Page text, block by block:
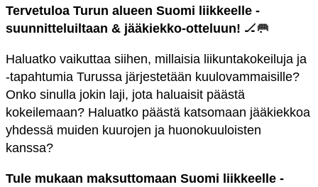
Tervetuloa Turun alueen Suomi liikkeelle -
suunnitteluiltaan & jääkiekko-otteluun! 🏒🥅
Haluatko vaikuttaa siihen, millaisia liikuntakokeiluja ja
-tapahtumia Turussa järjestetään kuulovammaisille?
Onko sinulla jokin laji, jota haluaisit päästä
kokeilemaan? Haluatko päästä katsomaan jääkiekkoa
yhdessä muiden kuurojen ja huonokuuloisten
kanssa?
Tule mukaan maksuttomaan Suomi liikkeelle -